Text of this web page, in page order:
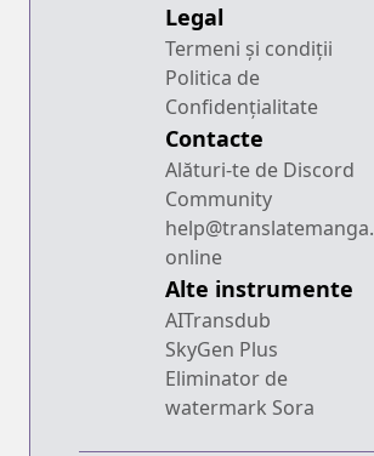
Legal
Termeni și condiții
Politica de
Confidențialitate
Contacte
Alături-te de Discord
Community
help@translatemanga.
online
Alte instrumente
AITransdub
SkyGen Plus
Eliminator de
watermark Sora